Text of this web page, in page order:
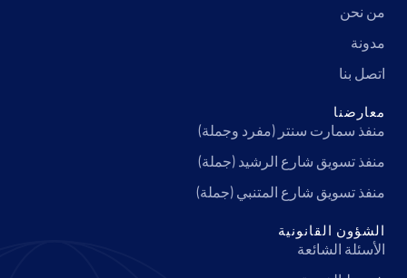
من نحن
مدونة
اتصل بنا
معارضنا
منفذ سمارت سنتر (مفرد وجملة)
منفذ تسويق شارع الرشيد (جملة)
منفذ تسويق شارع المتنبي (جملة)
الشؤون القانونية
الأسئلة الشائعة